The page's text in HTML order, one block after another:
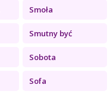
Smoła
Smutny być
Sobota
Sofa